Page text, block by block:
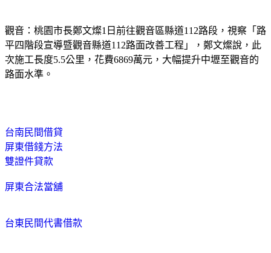
觀音：桃園市長鄭文燦1日前往觀音區縣道112路段，視察「路
平四階段宣導暨觀音縣道112路面改善工程」，鄭文燦說，此
次施工長度5.5公里，花費6869萬元，大幅提升中壢至觀音的
路面水準。
台南民間借貸
屏東借錢方法
雙證件貸款
屏東合法當舖
台東民間代書借款